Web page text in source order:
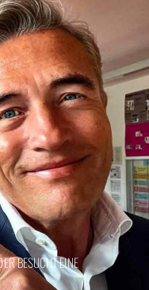
BESUCHT EINE